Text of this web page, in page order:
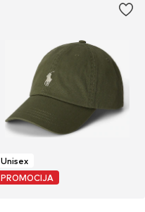
Unisex
PROMOCIJA